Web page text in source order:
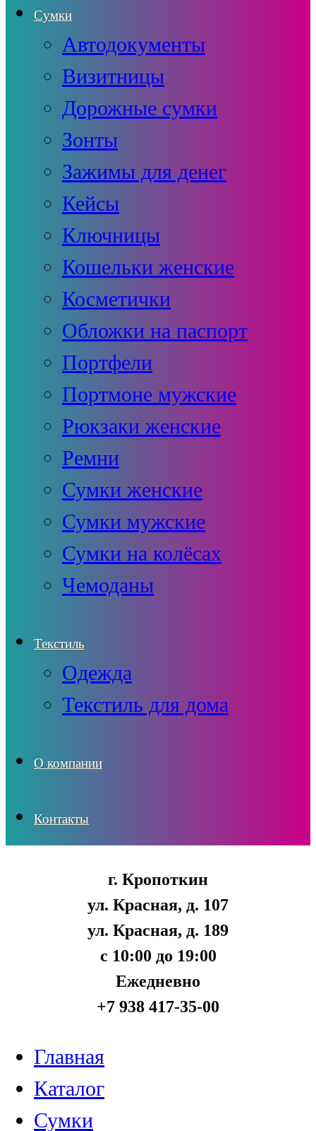
Сумки
Автодокументы
Визитницы
Дорожные сумки
Зонты
Зажимы для денег
Кейсы
Ключницы
Кошельки женские
Косметички
Обложки на паспорт
Портфели
Портмоне мужские
Рюкзаки женские
Ремни
Сумки женские
Сумки мужские
Сумки на колёсах
Чемоданы
Текстиль
Одежда
Текстиль для дома
О компании
Контакты
г. Кропоткин
ул. Красная, д. 107
ул. Красная, д. 189
с 10:00 до 19:00
Ежедневно
+7 938 417-35-00
Главная
Каталог
Сумки